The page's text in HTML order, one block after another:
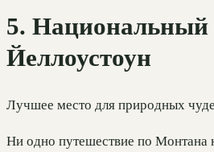
5. Национальный
Йеллоустоун
Лучшее место для природных
Ни одно путешествие по Монтана